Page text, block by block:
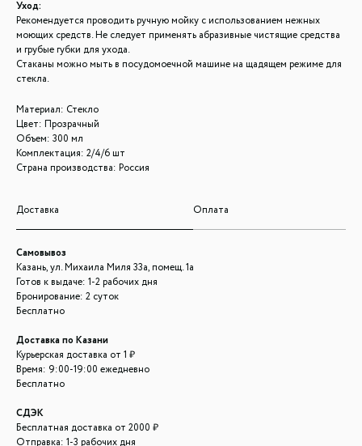
Уход:
Рекомендуется проводить ручную мойку с использованием нежных
моющих средств. Не следует применять абразивные чистящие средства
и грубые губки для ухода.
Стаканы можно мыть в посудомоечной машине на щадящем режиме для
стекла.
Материал: Стекло
Цвет: Прозрачный
Объем: 300 мл
Комплектация: 2/4/6 шт
Страна производства: Россия
Доставка Оплата
Самовывоз
Казань, ул. Михаила Миля 33а, помещ. 1а
Готов к выдаче: 1-2 рабочих дня
Бронирование: 2 суток
Бесплатно
Доставка по Казани
Курьерская доставка от 1 ₽
Время: 9:00-19:00 ежедневно
Бесплатно
СДЭК
Бесплатная доставка от 2000 ₽
Отправка: 1-3 рабочих дня